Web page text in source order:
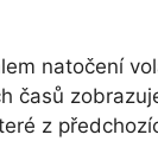
natočení
časů
z